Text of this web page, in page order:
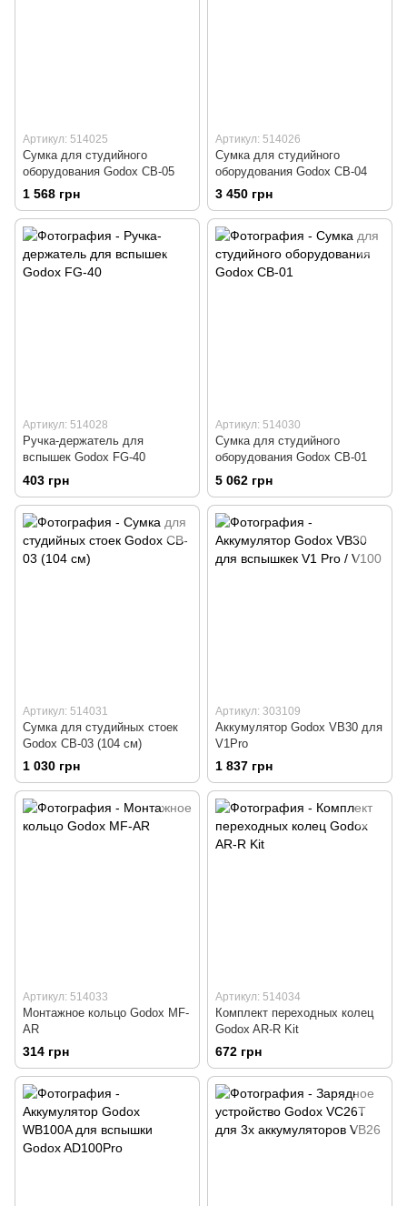
Артикул: 514025
Сумка для студийного
оборудования Godox CB-05
1 568 грн
Артикул: 514026
Сумка для студийного
оборудования Godox CB-04
3 450 грн
Артикул: 514028
Ручка-держатель для
вспышек Godox FG-40
403 грн
Артикул: 514030
Сумка для студийного
оборудования Godox CB-01
5 062 грн
Артикул: 514031
Сумка для студийных стоек
Godox CB-03 (104 см)
1 030 грн
Артикул: 303109
Аккумулятор Godox VB30 для
V1Pro
1 837 грн
Артикул: 514033
Монтажное кольцо Godox MF-
AR
314 грн
Артикул: 514034
Комплект переходных колец
Godox AR-R Kit
672 грн